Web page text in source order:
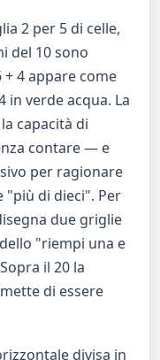
2 per 5 di celle,
del 10 sono
4 appare come
in verde acqua. La
capacità di
contare — e
per ragionare
"più di dieci". Per
due griglie
"riempi una e
il 20 la
di essere
divisa in